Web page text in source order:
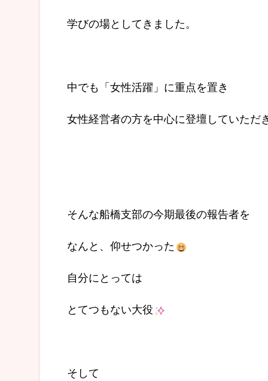
学びの場としてきました。
中でも「女性活躍」に重点を置き
女性経営者の方を中心に登壇していただ
そんな船橋支部の今期最後の報告者を
なんと、仰せつかった
自分にとっては
とてつもない大役
そして